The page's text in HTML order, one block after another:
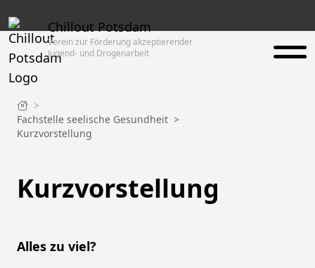
Chillout Potsdam
Verein zur Förderung akzeptierender
Jugend- und Drogenarbeit
>
Fachstelle seelische Gesundheit >
Kurzvorstellung
Kurzvorstellung
Alles zu viel?